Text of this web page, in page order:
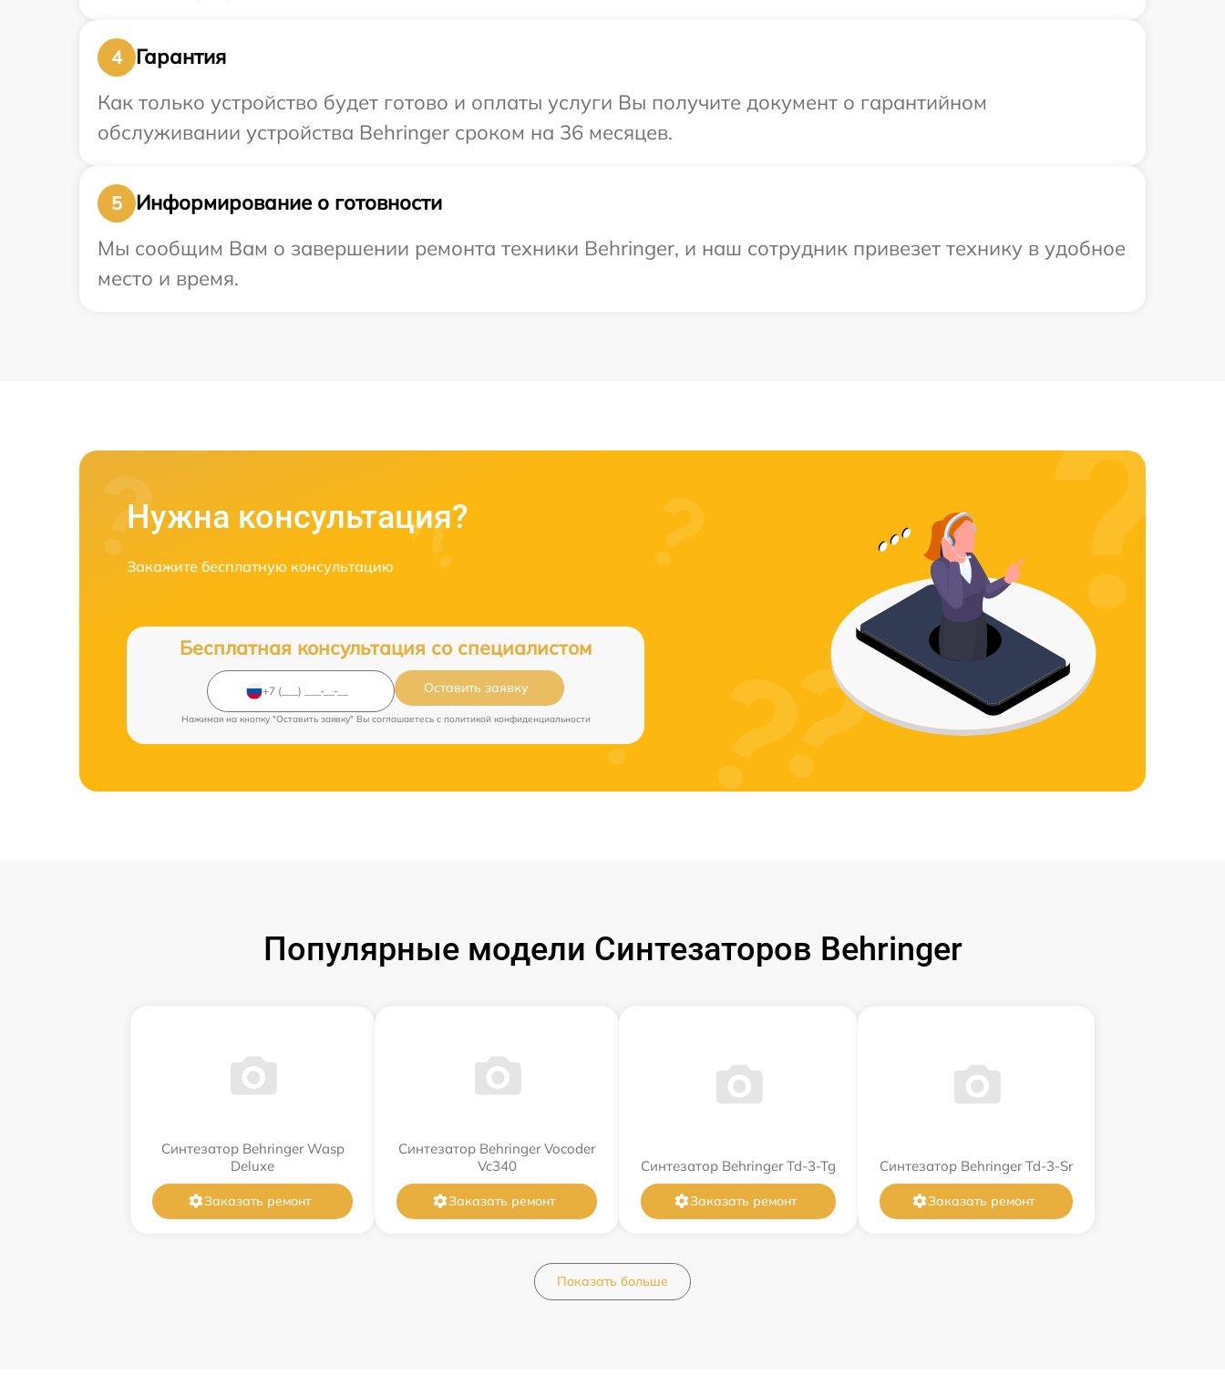
4
Гарантия
Как только устройство будет готово и оплаты услуги Вы получите документ о гарантийном
обслуживании устройства Behringer сроком на 36 месяцев.
5
Информирование о готовности
Мы сообщим Вам о завершении ремонта техники Behringer, и наш сотрудник привезет технику в удобное
место и время.
Нужна консультация?
Закажите бесплатную консультацию
Бесплатная консультация со специалистом
Оставить заявку
Нажимая на кнопку "Оставить заявку" Вы соглашаетесь c политикой конфиденциальности
Популярные модели Синтезаторов Behringer
Синтезатор Behringer Wasp
Deluxe
Заказать ремонт
Синтезатор Behringer Vocoder
Vc340
Заказать ремонт
Синтезатор Behringer Td-3-Tg
Заказать ремонт
Синтезатор Behringer Td-3-Sr
Заказать ремонт
Показать больше